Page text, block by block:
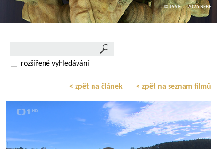
© 1998 — 2026 NEBE
rozšířené vyhledávání
< zpět na článek < zpět na seznam filmů